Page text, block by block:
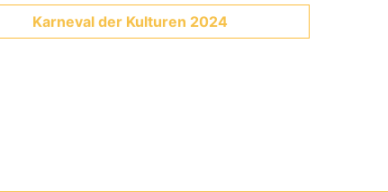
Karneval der Kulturen 2024